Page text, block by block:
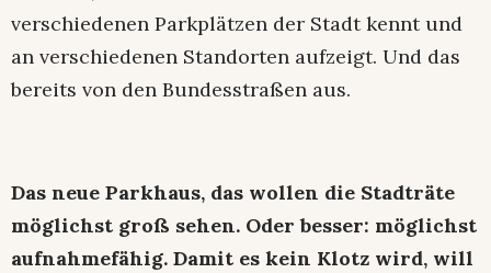
verschiedenen Parkplätzen der Stadt kennt und
an verschiedenen Standorten aufzeigt. Und das
bereits von den Bundesstraßen aus.
Das neue Parkhaus, das wollen die Stadträte
möglichst groß sehen. Oder besser: möglichst
aufnahmefähig. Damit es kein Klotz wird, will